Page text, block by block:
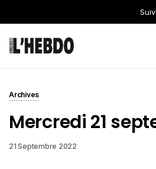
Archives
Mercredi 21
21 Septembre 2022